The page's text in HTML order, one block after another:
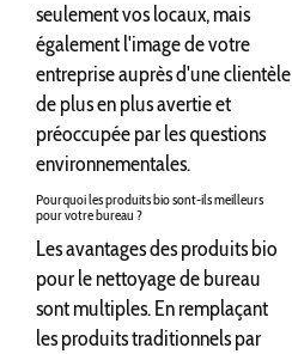
seulement vos locaux, mais
également l'image de votre
entreprise auprès d'une clientèle
de plus en plus avertie et
préoccupée par les questions
environnementales.
Pourquoi les produits bio sont-ils meilleurs
pour votre bureau ?
Les avantages des produits bio
pour le nettoyage de bureau
sont multiples. En remplaçant
les produits traditionnels par